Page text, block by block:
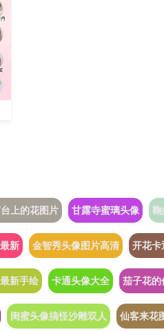
上的花图片 甘露寺蜜璃头像
新 金智秀头像图片高清 开花卡
新手绘 卡通头像大全 茄子花
闺蜜头像搞怪沙雕双人 仙客来花